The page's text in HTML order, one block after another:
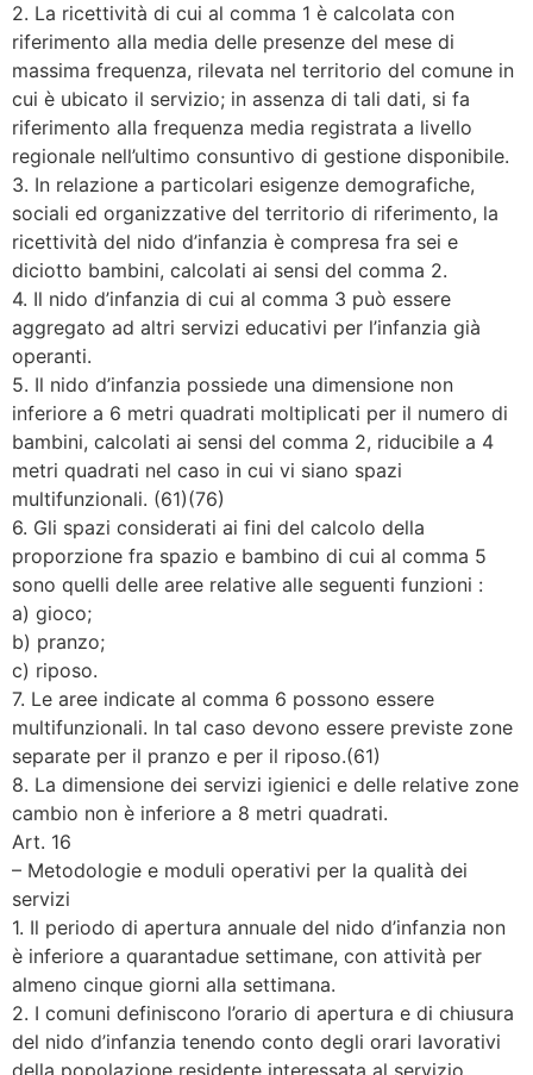
2. La ricettività di cui al comma 1 è calcolata con
riferimento alla media delle presenze del mese di
massima frequenza, rilevata nel territorio del comune in
cui è ubicato il servizio; in assenza di tali dati, si fa
riferimento alla frequenza media registrata a livello
regionale nell’ultimo consuntivo di gestione disponibile.
3. In relazione a particolari esigenze demografiche,
sociali ed organizzative del territorio di riferimento, la
ricettività del nido d’infanzia è compresa fra sei e
diciotto bambini, calcolati ai sensi del comma 2.
4. Il nido d’infanzia di cui al comma 3 può essere
aggregato ad altri servizi educativi per l’infanzia già
operanti.
5. Il nido d’infanzia possiede una dimensione non
inferiore a 6 metri quadrati moltiplicati per il numero di
bambini, calcolati ai sensi del comma 2, riducibile a 4
metri quadrati nel caso in cui vi siano spazi
multifunzionali. (61)(76)
6. Gli spazi considerati ai fini del calcolo della
proporzione fra spazio e bambino di cui al comma 5
sono quelli delle aree relative alle seguenti funzioni :
a) gioco;
b) pranzo;
c) riposo.
7. Le aree indicate al comma 6 possono essere
multifunzionali. In tal caso devono essere previste zone
separate per il pranzo e per il riposo.(61)
8. La dimensione dei servizi igienici e delle relative zone
cambio non è inferiore a 8 metri quadrati.
Art. 16
– Metodologie e moduli operativi per la qualità dei
servizi
1. Il periodo di apertura annuale del nido d’infanzia non
è inferiore a quarantadue settimane, con attività per
almeno cinque giorni alla settimana.
2. I comuni definiscono l’orario di apertura e di chiusura
del nido d’infanzia tenendo conto degli orari lavorativi